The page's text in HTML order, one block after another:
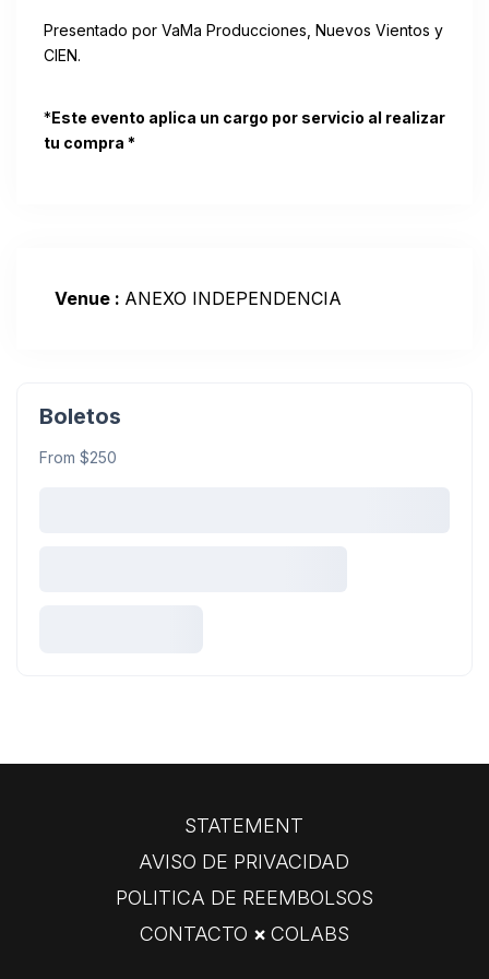
Presentado por VaMa Producciones, Nuevos Vientos y
CIEN.
*Este evento aplica un cargo por servicio al realizar
tu compra *
Venue : ANEXO INDEPENDENCIA
Boletos
From $250
STATEMENT
AVISO DE PRIVACIDAD
POLITICA DE REEMBOLSOS
CONTACTO × COLABS